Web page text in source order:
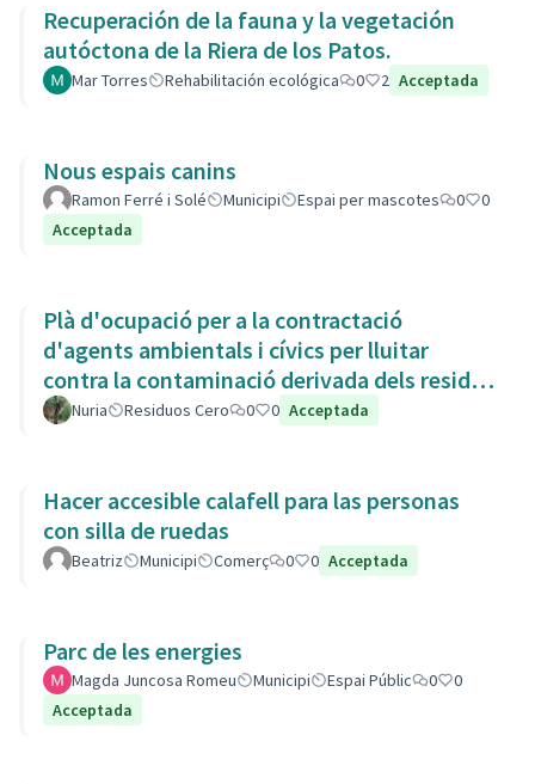
Recuperación de la fauna y la vegetación
autóctona de la Riera de los Patos.
Mar Torres Rehabilitación ecológica 0 2 Acceptada
Nous espais canins
Ramon Ferré i Solé Municipi Espai per mascotes 0
0
Acceptada
Plà d'ocupació per a la contractació
d'agents ambientals i cívics per lluitar
contra la contaminació derivada dels residus
de la Còvid-19
Nuria Residuos Cero 0 0 Acceptada
Hacer accesible calafell para las personas
con silla de ruedas
Beatriz Municipi Comerç 0 0 Acceptada
Parc de les energies
Magda Juncosa Romeu Municipi Espai Públic 0
0
Acceptada